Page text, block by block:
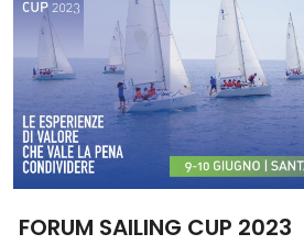
FORUM SAILING CUP 2023